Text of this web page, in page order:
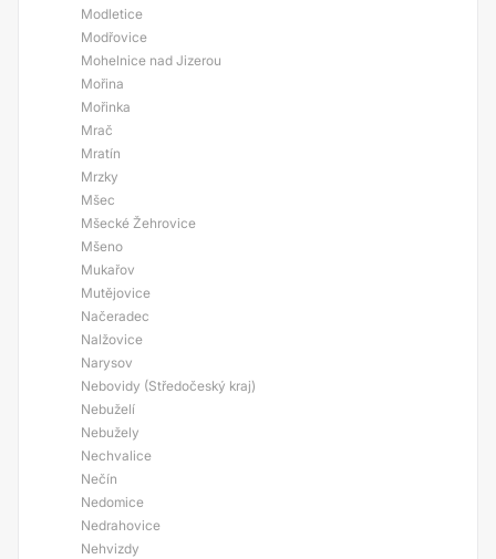
Modletice
Modřovice
Mohelnice nad Jizerou
Mořina
Mořinka
Mrač
Mratín
Mrzky
Mšec
Mšecké Žehrovice
Mšeno
Mukařov
Mutějovice
Načeradec
Nalžovice
Narysov
Nebovidy (Středočeský kraj)
Nebuželí
Nebužely
Nechvalice
Nečín
Nedomice
Nedrahovice
Nehvizdy